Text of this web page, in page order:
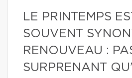
LE PRINTEMPS
SOUVENT
RENOUVEAU :
SURPRENANT